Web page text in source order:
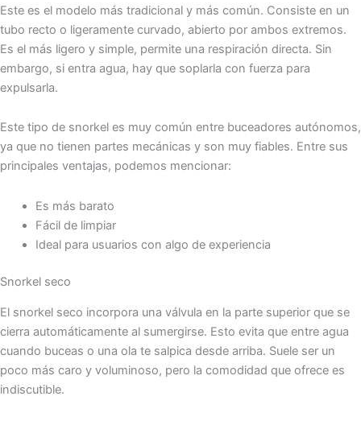
Este es el modelo más tradicional y más común. Consiste en un
tubo recto o ligeramente curvado, abierto por ambos extremos.
Es el más ligero y simple, permite una respiración directa. Sin
embargo, si entra agua, hay que soplarla con fuerza para
expulsarla.
Este tipo de snorkel es muy común entre buceadores autónomos,
ya que no tienen partes mecánicas y son muy fiables. Entre sus
principales ventajas, podemos mencionar:
Es más barato
Fácil de limpiar
Ideal para usuarios con algo de experiencia
Snorkel seco
El snorkel seco incorpora una válvula en la parte superior que se
cierra automáticamente al sumergirse. Esto evita que entre agua
cuando buceas o una ola te salpica desde arriba. Suele ser un
poco más caro y voluminoso, pero la comodidad que ofrece es
indiscutible.